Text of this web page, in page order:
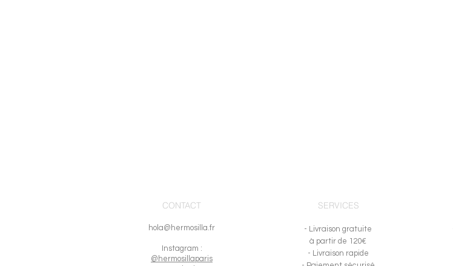
CONTACT
hola@hermosilla.fr
nstagram :
@hermosillaparis
SERVICES
- Livraison gratuite
à partir de 120€
- Livraison rapide